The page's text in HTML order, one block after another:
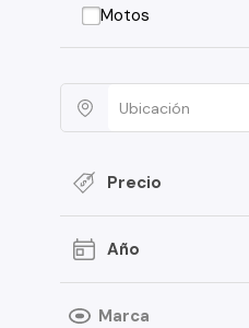
Motos
Precio
Año
Marca